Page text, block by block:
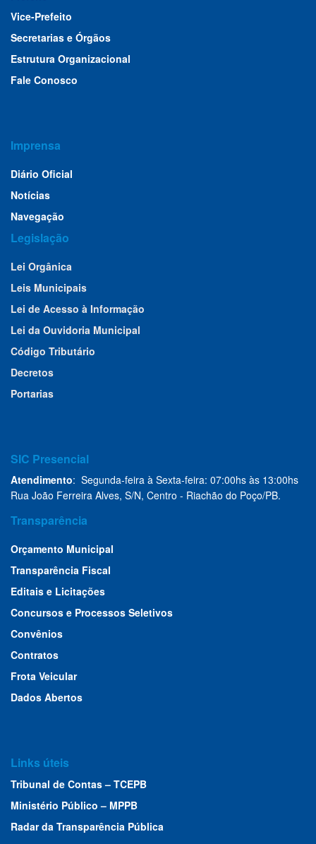
Vice-Prefeito
Secretarias e Órgãos
Estrutura Organizacional
Fale Conosco
Imprensa
Diário Oficial
Notícias
Navegação
Legislação
Lei Orgânica
Leis Municipais
Lei de Acesso à Informação
Lei da Ouvidoria Municipal
Código Tributário
Decretos
Portarias
SIC Presencial
Atendimento: Segunda-feira à Sexta-feira: 07:00hs às 13:00hs
Rua João Ferreira Alves, S/N, Centro - Riachão do Poço/PB.
Transparência
Orçamento Municipal
Transparência Fiscal
Editais e Licitações
Concursos e Processos Seletivos
Convênios
Contratos
Frota Veicular
Dados Abertos
Links úteis
Tribunal de Contas – TCEPB
Ministério Público – MPPB
Radar da Transparência Pública